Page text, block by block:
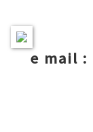
e mail :